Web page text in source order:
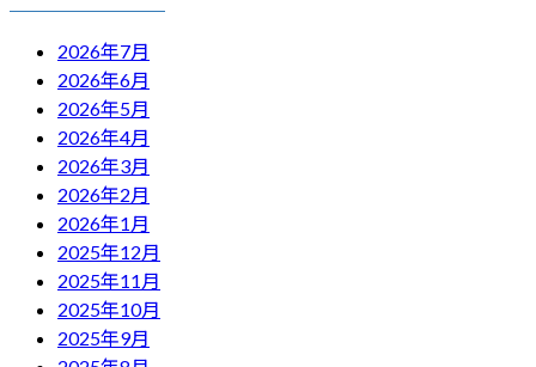
2026年7月
2026年6月
2026年5月
2026年4月
2026年3月
2026年2月
2026年1月
2025年12月
2025年11月
2025年10月
2025年9月